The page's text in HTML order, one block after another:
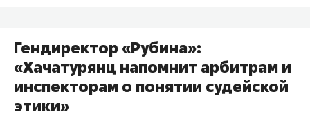
Гендиректор «Рубина»:
«Хачатурянц напомнит арбитрам и
инспекторам о понятии судейской
этики»